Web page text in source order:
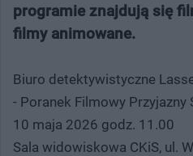
programie znajdują się
filmy animowane.
Biuro detektywistyczne
- Poranek Filmowy Przyjazny
10 maja 2026 godz. 11.00
Sala widowiskowa CKiS, ul.